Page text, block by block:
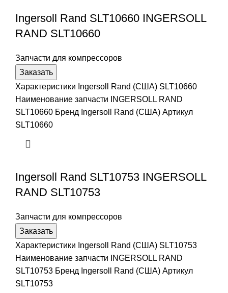
Ingersoll Rand SLT10660 INGERSOLL
RAND SLT10660
Запчасти для компрессоров
Заказать
Характеристики Ingersoll Rand (США) SLT10660
Наименование запчасти INGERSOLL RAND
SLT10660 Бренд Ingersoll Rand (США) Артикул
SLT10660
Ingersoll Rand SLT10753 INGERSOLL
RAND SLT10753
Запчасти для компрессоров
Заказать
Характеристики Ingersoll Rand (США) SLT10753
Наименование запчасти INGERSOLL RAND
SLT10753 Бренд Ingersoll Rand (США) Артикул
SLT10753